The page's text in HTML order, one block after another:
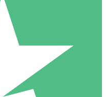
Geen maandelijkse
00